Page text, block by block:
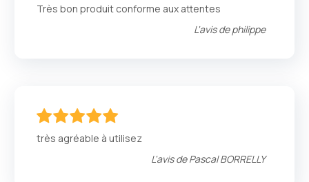
Très bon produit conforme aux attentes
L'avis dephilippe
très agréable à utilisez
L'avis dePascal BORRELLY